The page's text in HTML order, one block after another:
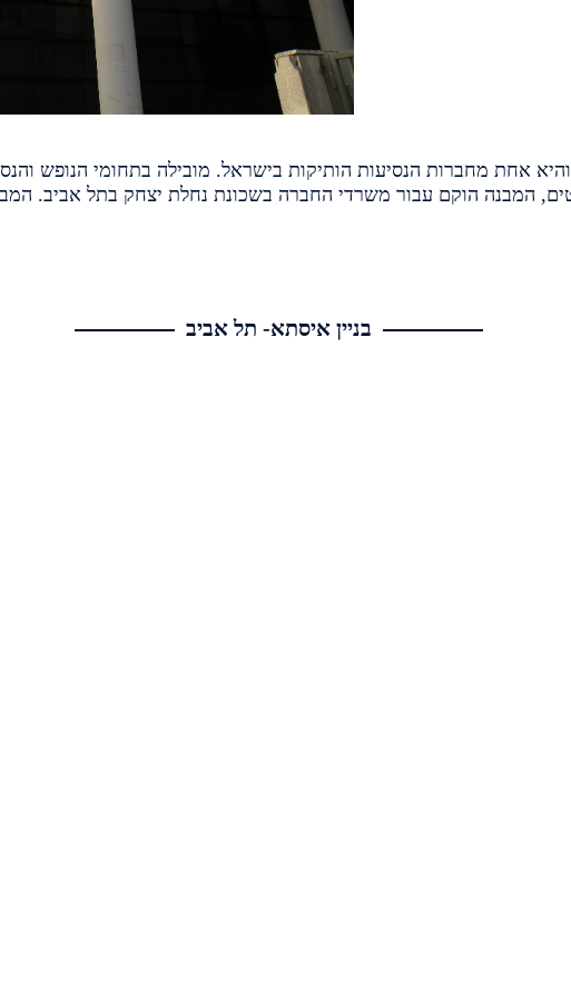
איסתא ליינס נוסדה בשנת 1956 והיא אחת מחברות הנסיעות הותיקות בישראל. מובילה בתחומי
בניין איסתא- תל אביב